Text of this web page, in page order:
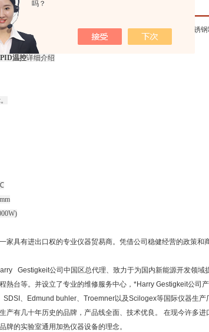
吗？
留言
温控 加热温度350度，PID温控，铝合金加热面板，外壳不锈
温控详细介绍
家具有进出口权的专业仪器贸易商。凭借公司稳健经营的政策和
Gestigkeit公司中国区总代理、致力于为国内新能源开发领域
熱台等。并设立了专业的维修服务中心，*Harry Gestigkeit公司
SDSI、Edmund buhler、Troemner以及Scilogex等国际仪器生
产有几十年历史的品牌，产品线全面、技术优良。 在现今许多
牌的实验室通用加热仪器设备的理念。